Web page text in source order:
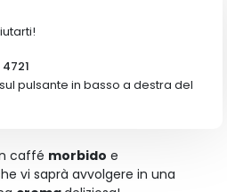
pulsante in basso a destra del
caffé morbido e
vi saprà avvolgere in una